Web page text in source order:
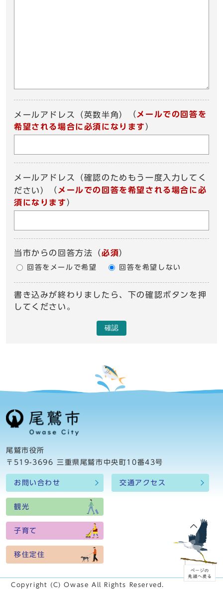
メールアドレス（英数半角） （ メールでの回答を
希望される場合に必須になります ）
メールアドレス（確認のためもう一度入力してく
ださい）
（ メールでの回答を希望される場合に必
須になります ）
当市からの回答方法 （必須）
回答をメールで希望 回答を希望しない
書き込みが終わりましたら、下の確認ボタンを押
してください。
確認
尾鷲市役所
〒519-3696 三重県尾鷲市中央町10番43号
お問い合わせ 交通アクセス
観光
子育て
移住定住
Copyright (C) Owase All Rights Reserved.